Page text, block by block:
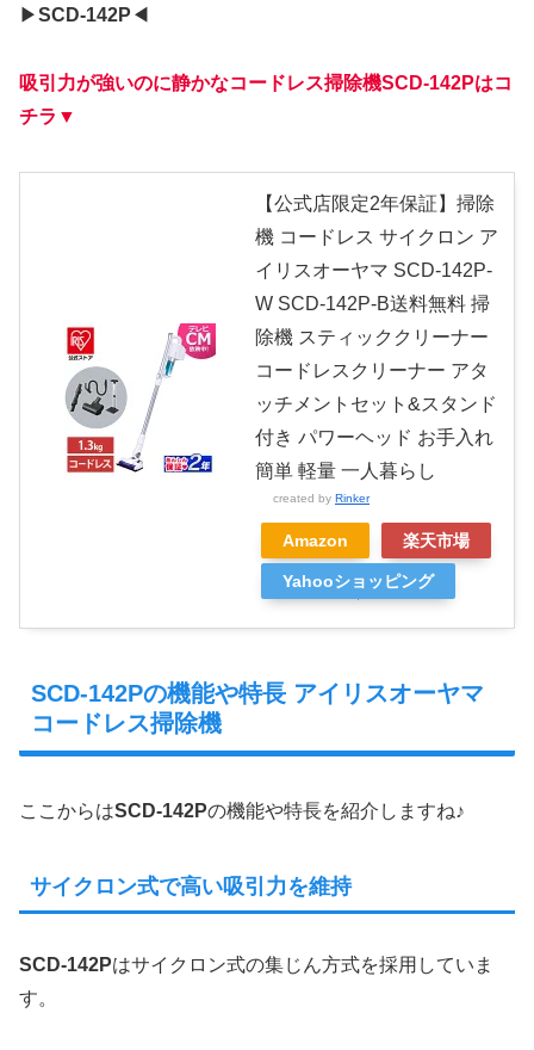
▶︎SCD-142P ◀︎
吸引力が強いのに静かなコードレス掃除機SCD-142Pはコ
チラ▼
【公式店限定2年保証】掃除
機 コードレス サイクロン ア
イリスオーヤマ SCD-142P-
W SCD-142P-B送料無料 掃
除機 スティッククリーナー
コードレスクリーナー アタ
ッチメントセット&スタンド
付き パワーヘッド お手入れ
簡単 軽量 一人暮らし
created by Rinker
Amazon 楽天市場
Yahooショッピング
SCD-142Pの機能や特長 アイリスオーヤマ
コードレス掃除機
ここからはSCD-142Pの機能や特長を紹介しますね♪
サイクロン式で高い吸引力を維持
SCD-142Pはサイクロン式の集じん方式を採用していま
す。